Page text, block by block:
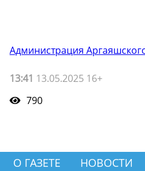
Администрация
13:41 13.05.2025 16+
790
О ГАЗЕТЕ НОВОСТИ